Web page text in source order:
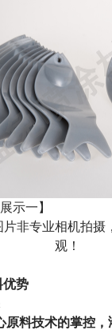
示一】
非专业相机拍摄
观！
优势
原料技术的掌控